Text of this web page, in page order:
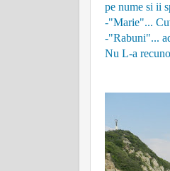
pe nume si ii
-"Marie"...
-"Rabuni"...
Nu L-a